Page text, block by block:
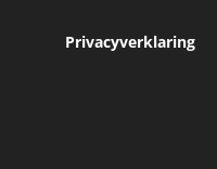
Privacyverklaring